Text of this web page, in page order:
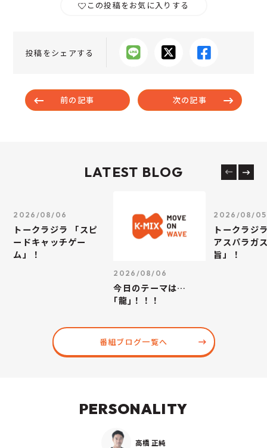
この投稿をお気に入りする
投稿をシェアする
前の記事 次の記事
LATEST BLOG
2026/08/06
トークラジラ 「スピ
ードキャッチゲー
ム」！
2026/08/06
今日のテーマは…
｢龍｣！！！
2026/08/05
トークラジ
アスパラガ
旨」！
番組ブログ一覧へ
PERSONALITY
高橋 正純